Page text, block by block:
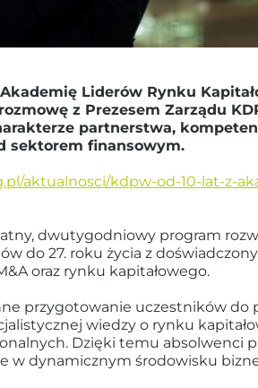
Liderów Rynku
z Prezesem Zarządu
partnerstwa,
sektorem finansowym.
aktualnosci/kdpw-od-10-lat-z-
dwutygodniowy program
do 27. roku życia z
oraz rynku kapitałowego.
przygotowanie uczestników do
wiedzy o rynku
Dzięki temu absolwenci
dynamicznym środowisku